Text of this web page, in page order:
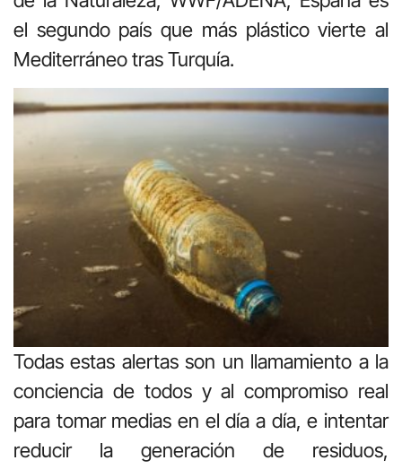
el segundo país que más plástico vierte al
Mediterráneo tras Turquía.
Todas estas alertas son un llamamiento a la
conciencia de todos y al compromiso real
para tomar medias en el día a día, e intentar
reducir la generación de residuos,